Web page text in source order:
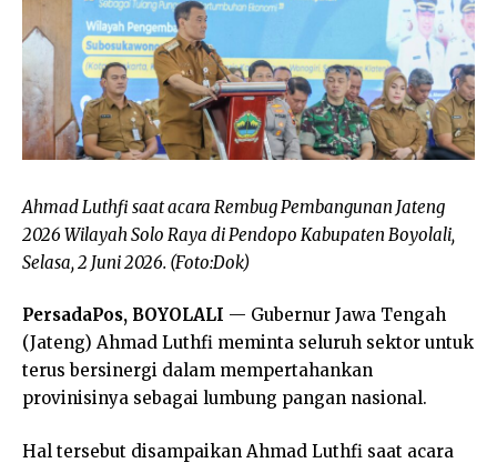
Ahmad Luthfi saat acara Rembug Pembangunan Jateng
2026 Wilayah Solo Raya di Pendopo Kabupaten Boyolali,
Selasa, 2 Juni 2026. (Foto:Dok)
PersadaPos, BOYOLALI — Gubernur Jawa Tengah
(Jateng) Ahmad Luthfi meminta seluruh sektor untuk
terus bersinergi dalam mempertahankan
provinisinya sebagai lumbung pangan nasional.
Hal tersebut disampaikan Ahmad Luthfi saat acara